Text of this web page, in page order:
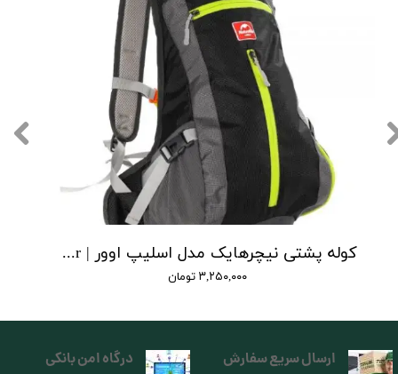
کوله پشتی نیچرهایک مدل اسلیپ اوور | riding backpack with helmet slip-over
۳,۲۵۰,۰۰۰ تومان
ارسال سریع سفارش درگاه امن بانکی